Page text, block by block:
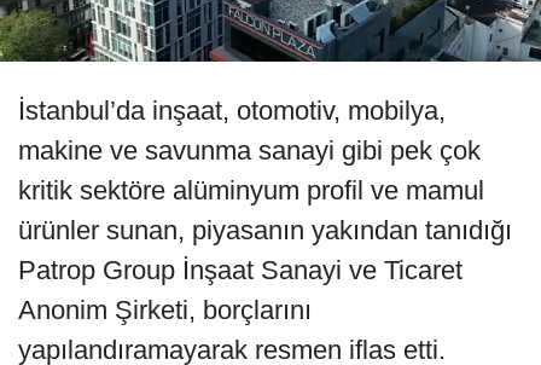
İstanbul’da inşaat, otomotiv, mobilya,
makine ve savunma sanayi gibi pek çok
kritik sektöre alüminyum profil ve mamul
ürünler sunan, piyasanın yakından tanıdığı
Patrop Group İnşaat Sanayi ve Ticaret
Anonim Şirketi, borçlarını
yapılandıramayarak resmen iflas etti.